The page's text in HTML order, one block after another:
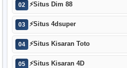
02 ⚡Situs Dim 88
03 ⚡Situs 4dsuper
04 ⚡Situs Kisaran Toto
05 ⚡Situs Kisaran 4D